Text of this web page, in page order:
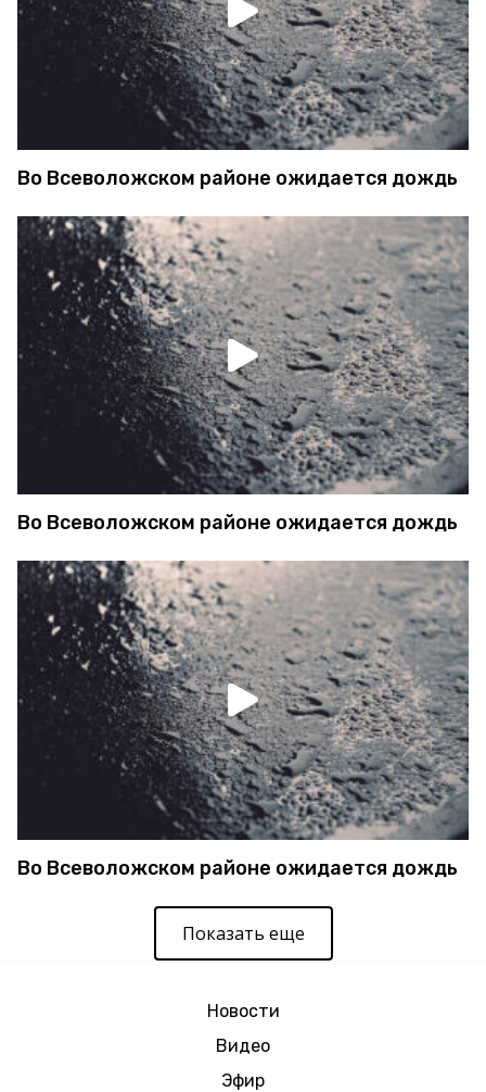
Во Всеволожском районе ожидается дождь
Во Всеволожском районе ожидается дождь
Во Всеволожском районе ожидается дождь
Показать еще
Новости
Видео
Эфир